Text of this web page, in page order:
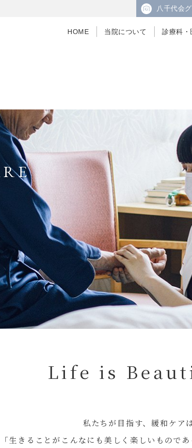
HOME 当院について 診療科・
八千代会
Life is
私たちが目指す、緩和ケアは
生きることがこんなにも美しく楽しいもので